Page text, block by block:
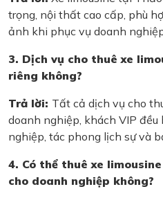
trọng, nội thất cao cấp, phù
ảnh khi phục vụ doanh
3. Dịch vụ cho thuê xe
riêng không?
Trả lời: Tất cả dịch vụ cho
doanh nghiệp, khách VIP đều
nghiệp, tác phong lịch sự và
4. Có thể thuê xe
cho doanh nghiệp không?